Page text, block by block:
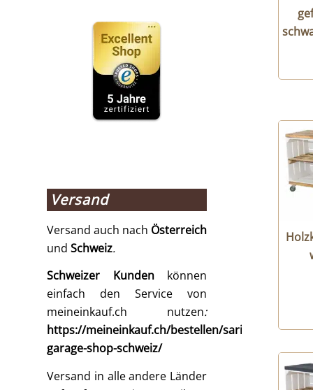
Versand
Versand auch nach Österreich
und Schweiz.
Schweizer Kundenkönnen
einfach den Service von
meineinkauf.ch nutzen:
https://meineinkauf.ch/bestellen/saris-
garage-shop-schweiz/
Versand in alle andere Länder